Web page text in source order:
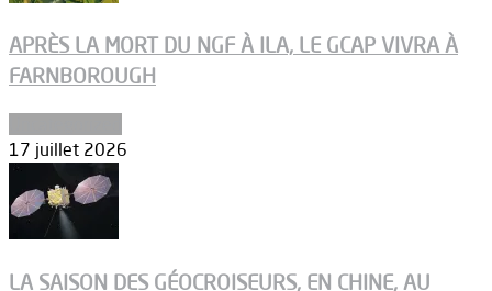
APRÈS LA MORT DU NGF À ILA, LE GCAP VIVRA À
FARNBOROUGH
17 juillet 2026
LA SAISON DES GÉOCROISEURS, EN CHINE, AU